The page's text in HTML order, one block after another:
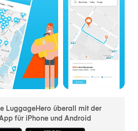
LuggageHero überall mit der
für iPhone und Android